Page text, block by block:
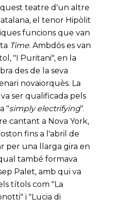
teatre d'un altre
el tenor Hipòlit
funcions que van
Time. Ambdós es van
"I Puritani", en la
des de la seva
novaiorquès. La
ser qualificada pels
"simply electrifying".
cantant a Nova York,
fins a l'abril de
per una llarga gira en
també formava
Palet, amb qui va
títols com "La
i "Lucia di